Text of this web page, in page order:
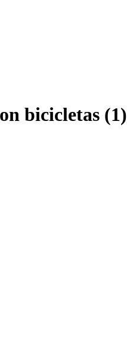
bicicletas (1)